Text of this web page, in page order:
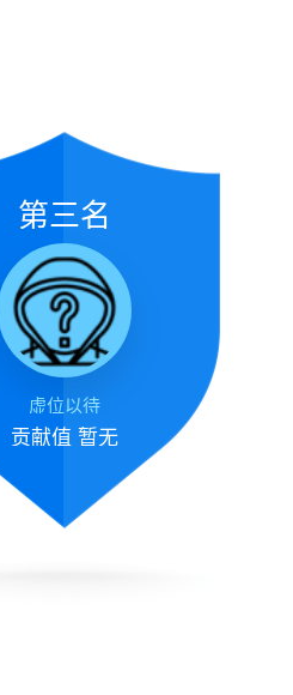
第三名
虚位以待
贡献值暂无